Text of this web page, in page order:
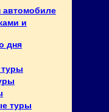
автомобиле
и
дня
туры